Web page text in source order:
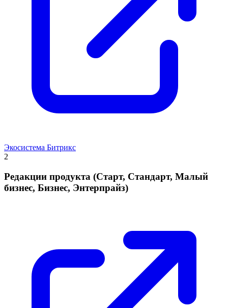
Экосистема Битрикс
2
Редакции продукта (Старт, Стандарт, Малый
бизнес, Бизнес, Энтерпрайз)